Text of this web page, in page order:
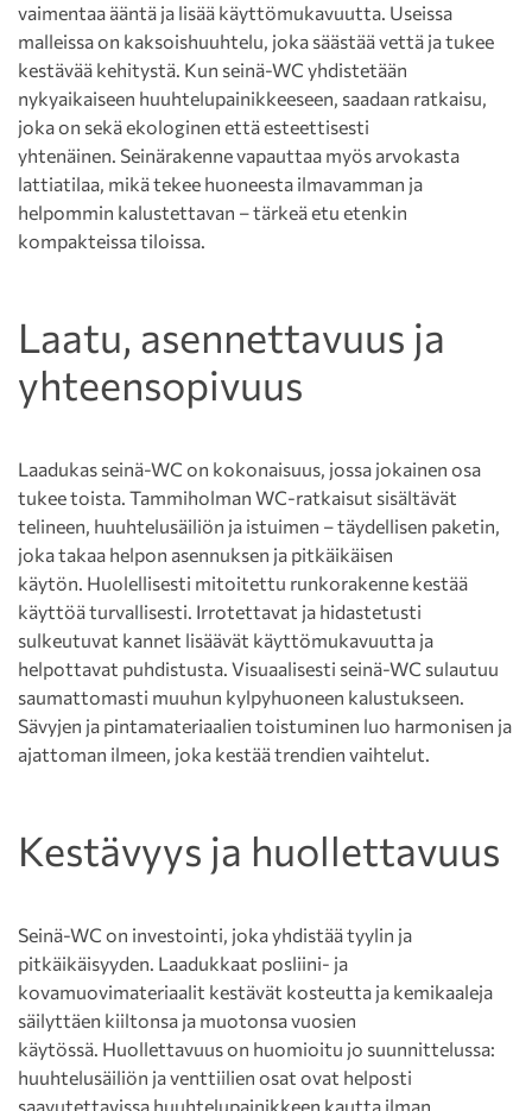
vaimentaa ääntä ja lisää käyttömukavuutta. Useissa
malleissa on kaksoishuuhtelu, joka säästää vettä ja tukee
kestävää kehitystä. Kun seinä-WC yhdistetään
nykyaikaiseen huuhtelupainikkeeseen, saadaan ratkaisu,
joka on sekä ekologinen että esteettisesti
yhtenäinen. Seinärakenne vapauttaa myös arvokasta
lattiatilaa, mikä tekee huoneesta ilmavamman ja
helpommin kalustettavan – tärkeä etu etenkin
kompakteissa tiloissa.
Laatu, asennettavuus ja
yhteensopivuus
Laadukas seinä-WC on kokonaisuus, jossa jokainen osa
tukee toista. Tammiholman WC-ratkaisut sisältävät
telineen, huuhtelusäiliön ja istuimen – täydellisen paketin,
joka takaa helpon asennuksen ja pitkäikäisen
käytön. Huolellisesti mitoitettu runkorakenne kestää
käyttöä turvallisesti. Irrotettavat ja hidastetusti
sulkeutuvat kannet lisäävät käyttömukavuutta ja
helpottavat puhdistusta. Visuaalisesti seinä-WC sulautuu
saumattomasti muuhun kylpyhuoneen kalustukseen.
Sävyjen ja pintamateriaalien toistuminen luo harmonisen ja
ajattoman ilmeen, joka kestää trendien vaihtelut.
Kestävyys ja huollettavuus
Seinä-WC on investointi, joka yhdistää tyylin ja
pitkäikäisyyden. Laadukkaat posliini- ja
kovamuovimateriaalit kestävät kosteutta ja kemikaaleja
säilyttäen kiiltonsa ja muotonsa vuosien
käytössä. Huollettavuus on huomioitu jo suunnittelussa:
huuhtelusäiliön ja venttiilien osat ovat helposti
saavutettavissa huuhtelupainikkeen kautta ilman